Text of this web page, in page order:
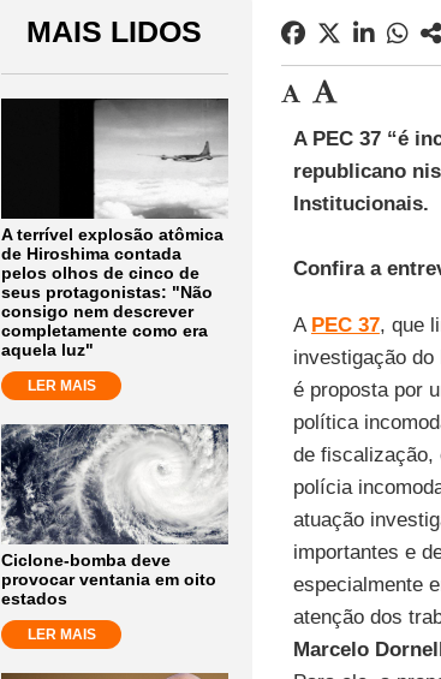
MAIS LIDOS
A terrível explosão atômica
de Hiroshima contada
pelos olhos de cinco de
seus protagonistas: "Não
consigo nem descrever
completamente como era
aquela luz"
LER MAIS
Ciclone-bomba deve
provocar ventania em oito
estados
LER MAIS
A PEC 37 “é
republicano
Institucionais.
Confira a
A PEC 37, que
investigação do
é proposta por
política
de fiscalização,
polícia
atuação
importantes e
especialmente
atenção dos
Marcelo